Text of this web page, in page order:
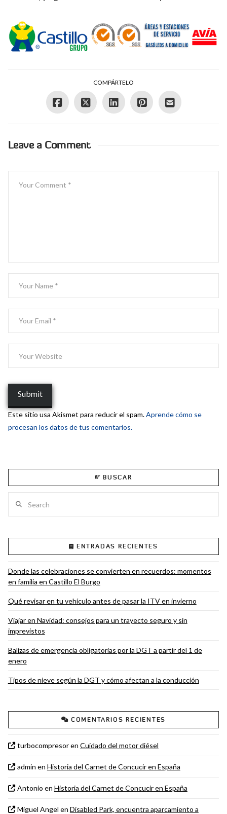
COMPÁRTELO
Leave a Comment
Este sitio usa Akismet para reducir el spam.Aprende cómo se
procesan los datos de tus comentarios.
BUSCAR
ENTRADAS RECIENTES
Donde las celebraciones se convierten en recuerdos: momentos
en familia en Castillo El Burgo
Qué revisar en tu vehículo antes de pasar la ITV en invierno
Viajar en Navidad: consejos para un trayecto seguro y sin
imprevistos
Balizas de emergencia obligatorias por la DGT a partir del 1 de
enero
Tipos de nieve según la DGT y cómo afectan a la conducción
COMENTARIOS RECIENTES
turbocompresoren Cuidado del motor diésel
admin en Historia del Carnet de Concucir en España
Antonio en Historia del Carnet de Concucir en España
Miguel Angel en Disabled Park, encuentra aparcamiento a